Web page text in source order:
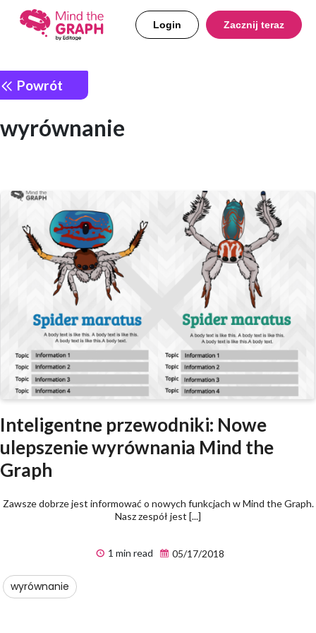
Login Zacznij teraz
Powrót
wyrównanie
Inteligentne przewodniki: Nowe
ulepszenie wyrównania Mind the
Graph
Zawsze dobrze jest informować o nowych funkcjach w Mind the Graph.
Nasz zespół jest [...]
1 min read 05/17/2018
wyrównanie